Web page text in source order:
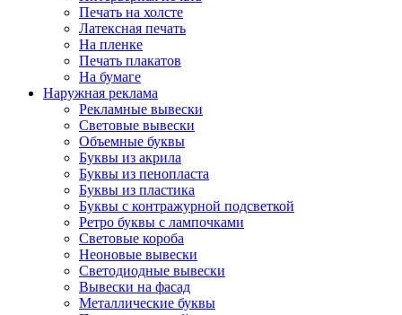
Печать на холсте
Латексная печать
На пленке
Печать плакатов
На бумаге
Наружная реклама
Рекламные вывески
Световые вывески
Объемные буквы
Буквы из акрила
Буквы из пенопласта
Буквы из пластика
Буквы с контражурной подсветкой
Ретро буквы с лампочками
Световые короба
Неоновые вывески
Светодиодные вывески
Вывески на фасад
Металлические буквы